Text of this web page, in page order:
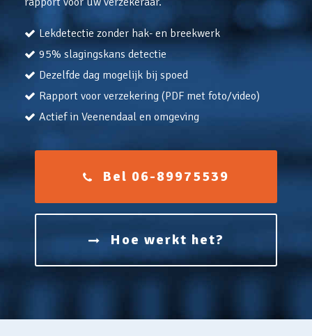
Lekdetectie zonder hak- en breekwerk
95% slagingskans detectie
Dezelfde dag mogelijk bij spoed
Rapport voor verzekering (PDF met foto/video)
Actief in Veenendaal en omgeving
Bel 06-89975539
Hoe werkt het?